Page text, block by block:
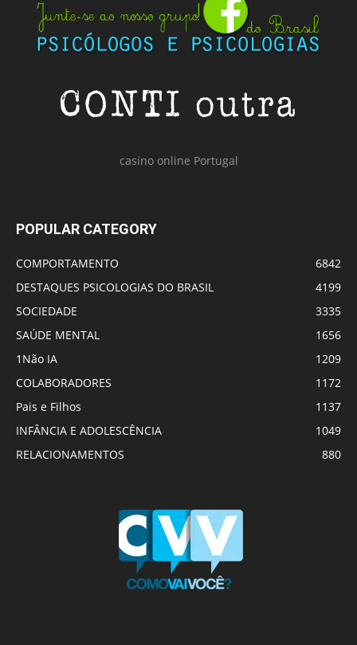
casino online Portugal
POPULAR CATEGORY
COMPORTAMENTO
6842
DESTAQUES PSICOLOGIAS DO BRASIL
4199
SOCIEDADE
3335
SAÚDE MENTAL
1656
1Não IA
1209
COLABORADORES
1172
Pais e Filhos
1137
INFÂNCIA E ADOLESCÊNCIA
1049
RELACIONAMENTOS
880